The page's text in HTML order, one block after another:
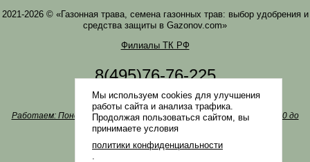
2021-2026 © «Газонная трава, семена газонных трав: выбор удобрения и
средства защиты в Gazonov.com»
Филиалы ТК РФ
8(495)76-76-225
8(985)76-76-335
Наша почтаinfo@gazonov.com
Работаем: Понедельник-четверг с 10:00 до 18:00, пятница - с 10:00 до
17:00
Наши награды и письма
Политика конфиденциальности
Мы используем cookies для улучшения
работы сайта и анализа трафика.
Продолжая пользоваться сайтом, вы
принимаете условия
политики конфиденциальности
.